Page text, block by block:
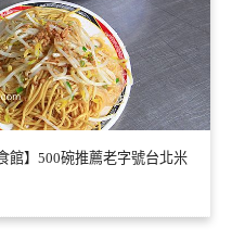
館】500碗推薦老字號台北米